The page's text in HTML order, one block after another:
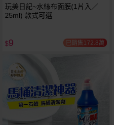
玩美日記~水絲布面膜(1片入／
25ml) 款式可選
$9 已銷售172.8萬